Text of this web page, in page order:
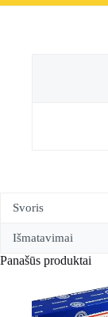
Svoris
Išmatavimai
Panašūs produktai